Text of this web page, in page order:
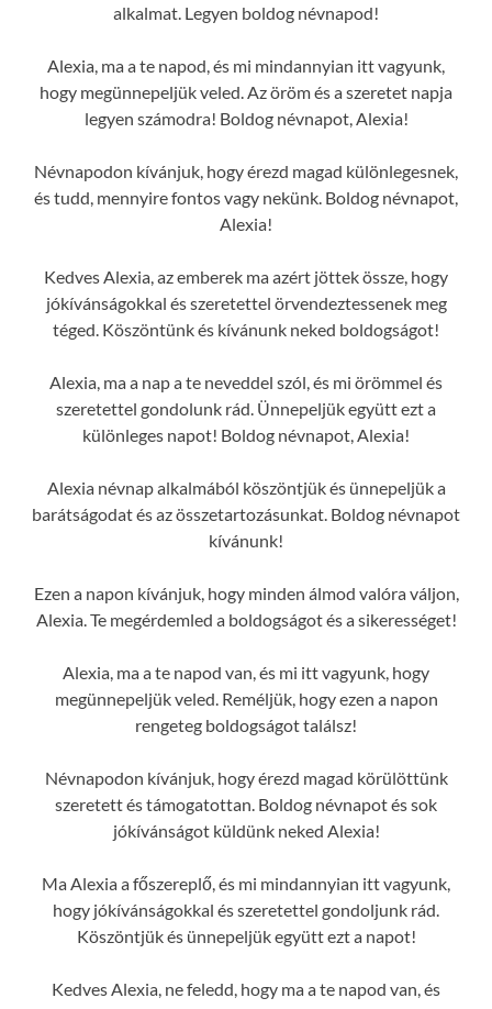
alkalmat. Legyen boldog névnapod!
Alexia, ma a te napod, és mi mindannyian itt vagyunk,
hogy megünnepeljük veled. Az öröm és a szeretet napja
legyen számodra! Boldog névnapot, Alexia!
Névnapodon kívánjuk, hogy érezd magad különlegesnek,
és tudd, mennyire fontos vagy nekünk. Boldog névnapot,
Alexia!
Kedves Alexia, az emberek ma azért jöttek össze, hogy
jókívánságokkal és szeretettel örvendeztessenek meg
téged. Köszöntünk és kívánunk neked boldogságot!
Alexia, ma a nap a te neveddel szól, és mi örömmel és
szeretettel gondolunk rád. Ünnepeljük együtt ezt a
különleges napot! Boldog névnapot, Alexia!
Alexia névnap alkalmából köszöntjük és ünnepeljük a
barátságodat és az összetartozásunkat. Boldog névnapot
kívánunk!
Ezen a napon kívánjuk, hogy minden álmod valóra váljon,
Alexia. Te megérdemled a boldogságot és a sikerességet!
Alexia, ma a te napod van, és mi itt vagyunk, hogy
megünnepeljük veled. Reméljük, hogy ezen a napon
rengeteg boldogságot találsz!
Névnapodon kívánjuk, hogy érezd magad körülöttünk
szeretett és támogatottan. Boldog névnapot és sok
jókívánságot küldünk neked Alexia!
Ma Alexia a főszereplő, és mi mindannyian itt vagyunk,
hogy jókívánságokkal és szeretettel gondoljunk rád.
Köszöntjük és ünnepeljük együtt ezt a napot!
Kedves Alexia, ne feledd, hogy ma a te napod van, és